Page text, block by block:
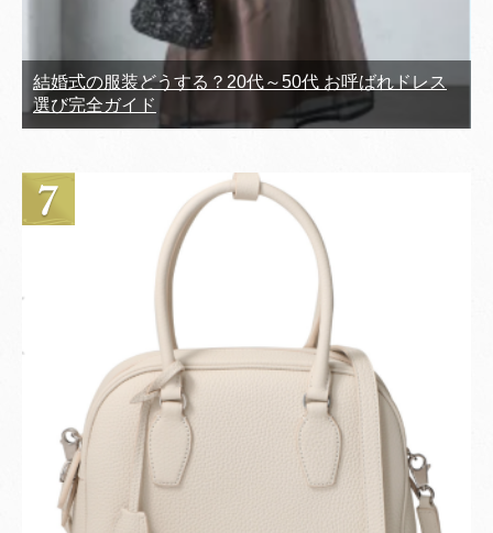
結婚式の服装どうする？20代～50代 お呼ばれドレス
選び完全ガイド